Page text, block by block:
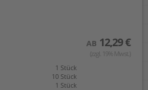
AB 12,29 €
(zzgl. 19% Mwst.)
1 Stück
10 Stück
1 Stück